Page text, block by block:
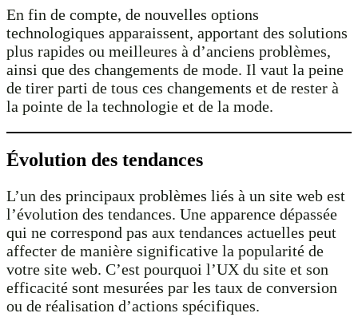
En fin de compte, de nouvelles options
technologiques apparaissent, apportant des solutions
plus rapides ou meilleures à d’anciens problèmes,
ainsi que des changements de mode. Il vaut la peine
de tirer parti de tous ces changements et de rester à
la pointe de la technologie et de la mode.
Évolution des tendances
L’un des principaux problèmes liés à un site web est
l’évolution des tendances. Une apparence dépassée
qui ne correspond pas aux tendances actuelles peut
affecter de manière significative la popularité de
votre site web. C’est pourquoi l’UX du site et son
efficacité sont mesurées par les taux de conversion
ou de réalisation d’actions spécifiques.